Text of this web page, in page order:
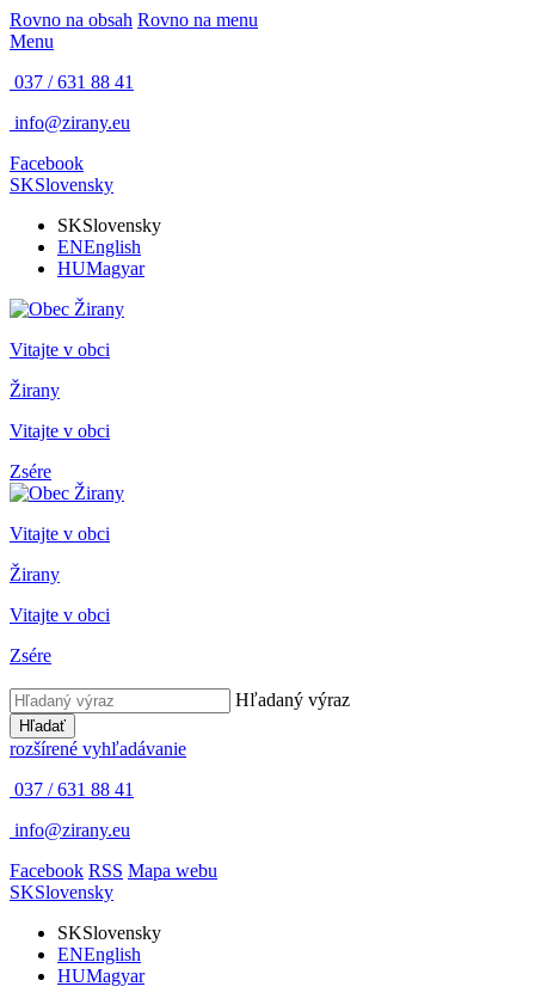
Rovno na obsah Rovno na menu
Menu
037 / 631 88 41
info@zirany.eu
Facebook
SKSlovensky
SKSlovensky
ENEnglish
HUMagyar
Vitajte v obci
Žirany
Vitajte v obci
Zsére
Vitajte v obci
Žirany
Vitajte v obci
Zsére
Hľadaný výraz
Hľadať
rozšírené vyhľadávanie
037 / 631 88 41
info@zirany.eu
Facebook RSS Mapa webu
SKSlovensky
SKSlovensky
ENEnglish
HUMagyar